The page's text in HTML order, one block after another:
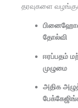
தரவுகளை
பினைஹோல்
தோல்வி
ஈரப்பதம்
முழுமை
அதிக